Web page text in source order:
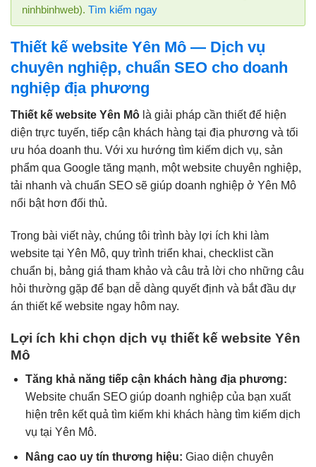
ninhbinhweb). Tìm kiếm ngay
Thiết kế website Yên Mô — Dịch vụ
chuyên nghiệp, chuẩn SEO cho doanh
nghiệp địa phương
Thiết kế website Yên Mô là giải pháp cần thiết để hiện
diện trực tuyến, tiếp cận khách hàng tại địa phương và tối
ưu hóa doanh thu. Với xu hướng tìm kiếm dịch vụ, sản
phẩm qua Google tăng mạnh, một website chuyên nghiệp,
tải nhanh và chuẩn SEO sẽ giúp doanh nghiệp ở Yên Mô
nổi bật hơn đối thủ.
Trong bài viết này, chúng tôi trình bày lợi ích khi làm
website tại Yên Mô, quy trình triển khai, checklist cần
chuẩn bị, bảng giá tham khảo và câu trả lời cho những câu
hỏi thường gặp để bạn dễ dàng quyết định và bắt đầu dự
án thiết kế website ngay hôm nay.
Lợi ích khi chọn dịch vụ thiết kế website Yên
Mô
Tăng khả năng tiếp cận khách hàng địa phương:
Website chuẩn SEO giúp doanh nghiệp của bạn xuất
hiện trên kết quả tìm kiếm khi khách hàng tìm kiếm dịch
vụ tại Yên Mô.
Nâng cao uy tín thương hiệu: Giao diện chuyên